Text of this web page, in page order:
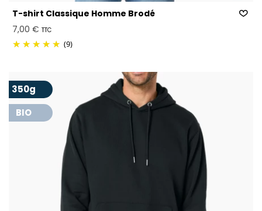
T-shirt Classique Homme Brodé
7,00 € TTC
(9)
350g
BIO